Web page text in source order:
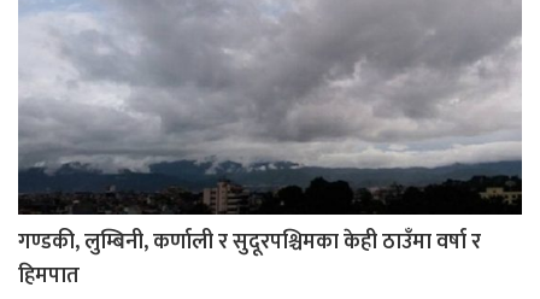
गण्डकी, लुम्बिनी, कर्णाली र सुदूरपश्चिमका केही ठाउँमा वर्षा र
हिमपात